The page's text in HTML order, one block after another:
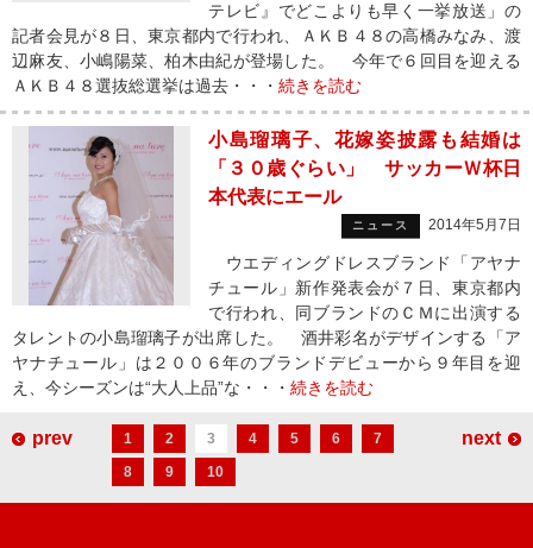
テレビ』でどこよりも早く一挙放送」の
記者会見が８日、東京都内で行われ、ＡＫＢ４８の高橋みなみ、渡
辺麻友、小嶋陽菜、柏木由紀が登場した。 今年で６回目を迎える
ＡＫＢ４８選抜総選挙は過去・・・ 続きを読む
小島瑠璃子、花嫁姿披露も結婚は
「３０歳ぐらい」 サッカーＷ杯日
本代表にエール
ニュース 2014年5月7日
ウエディングドレスブランド「アヤナ
チュール」新作発表会が７日、東京都内
で行われ、同ブランドのＣＭに出演する
タレントの小島瑠璃子が出席した。 酒井彩名がデザインする「ア
ヤナチュール」は２００６年のブランドデビューから９年目を迎
え、今シーズンは“大人上品”な・・・ 続きを読む
prev 1 2 3 4 5 6
7
8
9 10
next